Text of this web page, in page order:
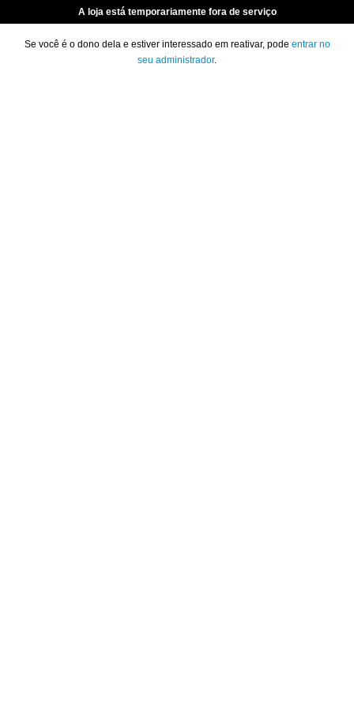
A loja está temporariamente fora de serviço
Se você é o dono dela e estiver interessado em reativar, pode entrar no
seu administrador.